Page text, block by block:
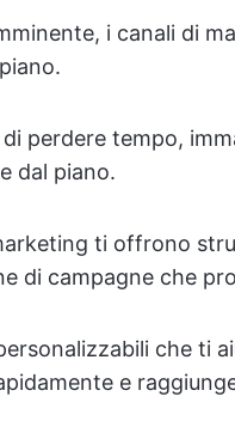
i canali di
perdere tempo,
dal piano.
ti offrono
di campagne che
che ti
e